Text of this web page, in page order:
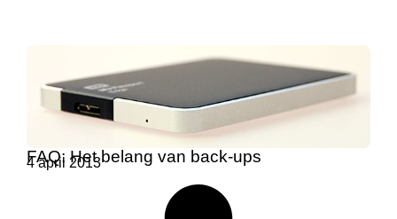
FAQ: Het belang van back-ups
4 april 2013